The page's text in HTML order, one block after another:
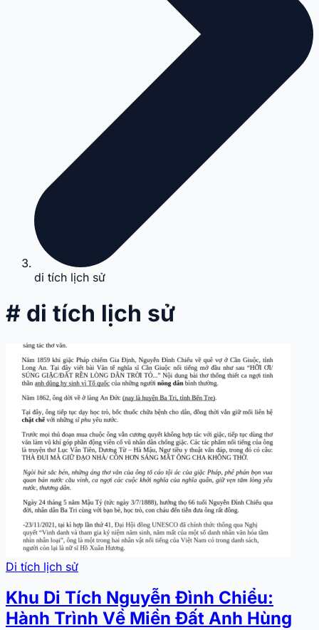
di tích lịch sử
# di tích lịch sử
Di tích lịch sử
Khu Di Tích Nguyễn Đình Chiểu:
Hành Trình Về Miền Đất Anh Hùng